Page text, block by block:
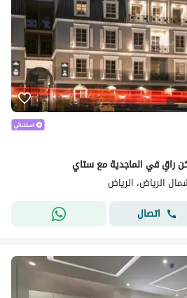
راقٍ في الماجدية مع ستاي
الرياض، الرياض
اتصال